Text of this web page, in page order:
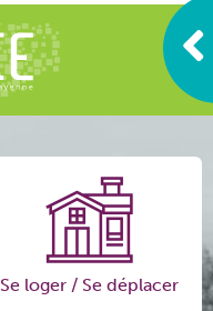
Se loger / Se déplacer